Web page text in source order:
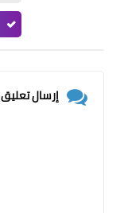
إرسال تعليق